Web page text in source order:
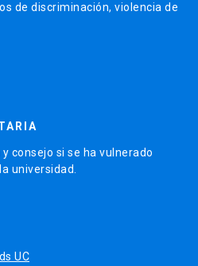
de discriminación, violencia de
consejo si se ha vulnerado
universidad.
UC